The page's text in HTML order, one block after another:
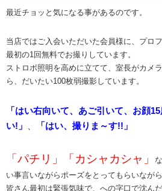
最近チョッと気になる事があるのです。
当店ではご入会いただいた会員様に、プロ
最初の1回無料でお撮りしています。
ストロボ照明を高めに立てて、室長がカメ
ら、だいたい100枚弱撮影しています。
「はい右向いて、あご引いて、お顔
い!」
「はい、撮りま～す!!」
「パチリ」「カシャカシャ」
い事言いながらポーズをとってもらいなが
皆さん最初は緊張気味で、への字口で沈ん